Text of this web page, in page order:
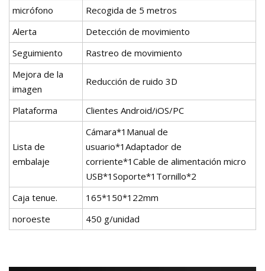
micrófono
Recogida de 5 metros
Alerta
Detección de movimiento
Seguimiento
Rastreo de movimiento
Mejora de la
imagen
Reducción de ruido 3D
Plataforma Clientes Android/iOS/PC
Lista de
embalaje
Cámara*1Manual de
usuario*1Adaptador de
corriente*1Cable de alimentación micro
USB*1Soporte*1Tornillo*2
Caja tenue.
165*150*122mm
noroeste
450 g/unidad